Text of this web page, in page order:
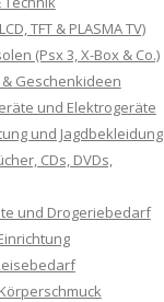
TFT & PLASMA TV)
(Psx 3, X-Box & Co.)
Geschenkideen
und Elektrogeräte
und Jagdbekleidung
CDs, DVDs,
und Drogeriebedarf